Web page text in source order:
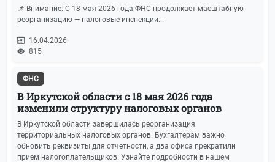
📌 Внимание: С 18 мая 2026 года ФНС продолжает масштабную
реорганизацию — налоговые инспекции...
16.04.2026
815
ФНС
В Иркутской области с 18 мая 2026 года
изменили структуру налоговых органов
В Иркутской области завершилась реорганизация
территориальных налоговых органов. Бухгалтерам важно
обновить реквизиты для отчетности, а два офиса прекратили
прием налогоплательщиков. Узнайте подробности в нашем